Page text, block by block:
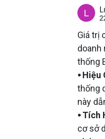
Giá trị
doanh
thống
⦁
thống
này
⦁ Tích
cơ sở